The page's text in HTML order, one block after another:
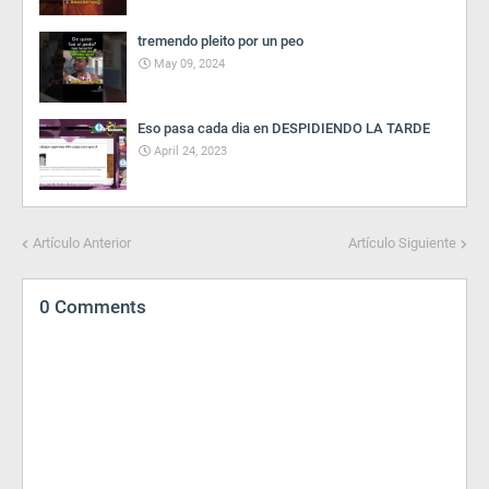
tremendo pleito por un peo
May 09, 2024
Eso pasa cada dia en DESPIDIENDO LA TARDE
April 24, 2023
Artículo Anterior Artículo Siguiente
0 Comments